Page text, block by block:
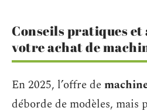
Conseils pratiques
votre achat de
En 2025, l’offre de
déborde de modèles, mais